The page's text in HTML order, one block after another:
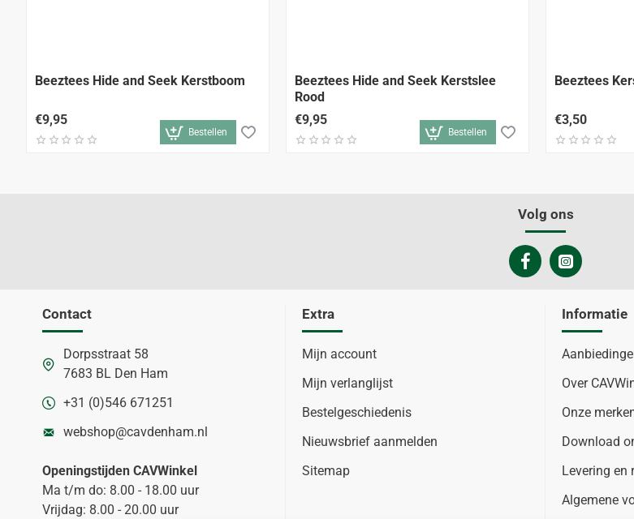
Beeztees Hide and Seek Kerstboom
€9,95
Bestellen
Beeztees Hide and Seek Kerstslee
Rood
€9,95
Bestellen
Beeztees
€3,50
Volg ons
Contact
Dorpsstraat 58
7683 BL Den Ham
+31 (0)546 671251
webshop@cavdenham.nl
Openingstijden CAVWinkel
Ma t/m do: 8.00 - 18.00 uur
Vrijdag: 8.00 - 20.00 uur
Extra
Mijn account
Mijn verlanglijst
Bestelgeschiedenis
Nieuwsbrief aanmelden
Sitemap
Informatie
Over
Onze
Download
Levering en
Algemene